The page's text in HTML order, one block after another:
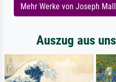
Mehr Werke von Joseph
Auszug aus